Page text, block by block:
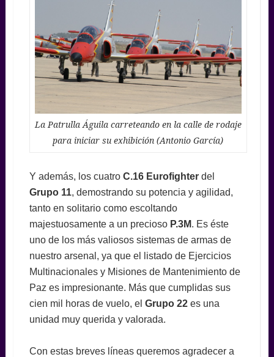
La Patrulla Águila carreteando en la calle de rodaje
para iniciar su exhibición (Antonio García)
Y además, los cuatroC.16 Eurofighter del
Grupo 11, demostrando su potencia y agilidad,
tanto en solitario como escoltando
majestuosamente a un preciosoP.3M. Es éste
uno de los más valiosos sistemas de armas de
nuestro arsenal, ya que el listado de Ejercicios
Multinacionales y Misiones de Mantenimiento de
Paz es impresionante. Más que cumplidas sus
cien mil horas de vuelo, el Grupo 22 es una
unidad muy querida y valorada.
Con estas breves líneas queremos agradecer a